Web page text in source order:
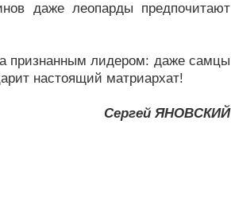
даже леопарды предпочитают
признанным лидером: даже самцы
настоящий матриархат!
Сергей ЯНОВСКИЙ